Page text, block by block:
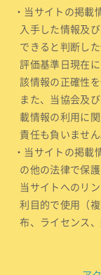
・当サイトの掲載
入手した情報及
できると判断し
評価基準日現在
該情報の正確性
また、当協会及
載情報の利用に
責任も負いません
・当サイトの掲載
の他の法律で保
当サイトへのリ
利目的で使用（
布、ライセンス